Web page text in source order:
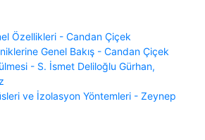
Özellikleri - Candan Çiçek
Genel Bakış - Candan Çiçek
- S. İsmet Deliloğlu Gürhan,
ve İzolasyon Yöntemleri - Zeynep